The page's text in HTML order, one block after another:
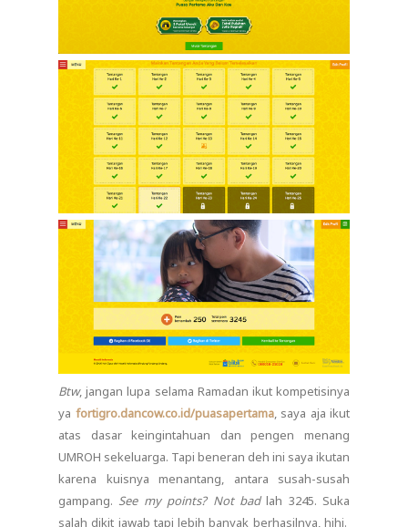
Btw, jangan lupa selama Ramadan ikut kompetisinya
ya fortigro.dancow.co.id/puasapertama, saya aja ikut
atas dasar keingintahuan dan pengen menang
UMROH sekeluarga. Tapi beneran deh ini saya ikutan
karena kuisnya menantang, antara susah-susah
gampang. See my points? Not badlah 3245. Suka
salah dikit jawab tapi lebih banyak berhasilnya, hihi.